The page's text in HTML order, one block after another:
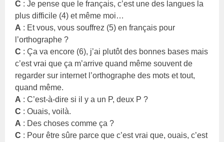
C : Je pense que le français, c’est une des langues la
plus difficile (4) et même moi…
A : Et vous, vous souffrez (5) en français pour
l’orthographe ?
C : Ça va encore (6), j’ai plutôt des bonnes bases mais
c’est vrai que ça m’arrive quand même souvent de
regarder sur internet l’orthographe des mots et tout,
quand même.
A : C’est-à-dire si il y a un P, deux P ?
C : Ouais, voilà.
A : Des choses comme ça ?
C : Pour être sûre parce que c’est vrai que, ouais, c’est